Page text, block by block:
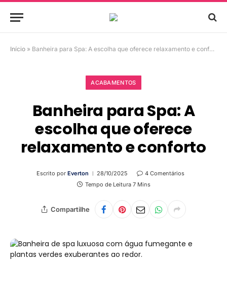
Início » Banheira para Spa: A escolha que oferece relaxamento e conforto
ACABAMENTOS
Banheira para Spa: A
escolha que oferece
relaxamento e conforto
Escrito por Everton 28/10/2025
4 Comentários
Tempo de Leitura 7 Mins
Compartilhe